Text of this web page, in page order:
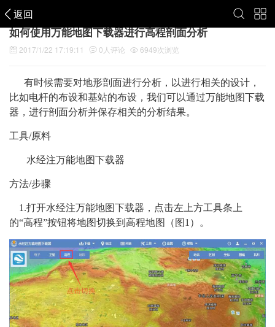
返回
如何使用万能地图下载器进行高程剖面分析
2017/1/22 17:19:11 0 人评论 6949次浏览
有时候需要对地形剖面进行分析，以进行相关的设计，
比如电杆的布设和基站的布设，我们可以通过万能地图下载
器，进行剖面分析并保存相关的分析结果。
工具/原料
水经注万能地图下载器
方法/步骤
1.打开水经注万能地图下载器，点击左上方工具条上
的“高程”按钮将地图切换到高程地图（图1）。